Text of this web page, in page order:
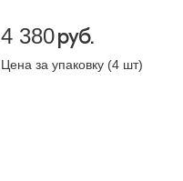
4 380руб.
Цена за упаковку (4 шт)